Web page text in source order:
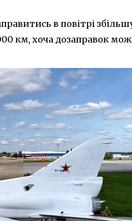
в повітрі
км, хоча дозаправок